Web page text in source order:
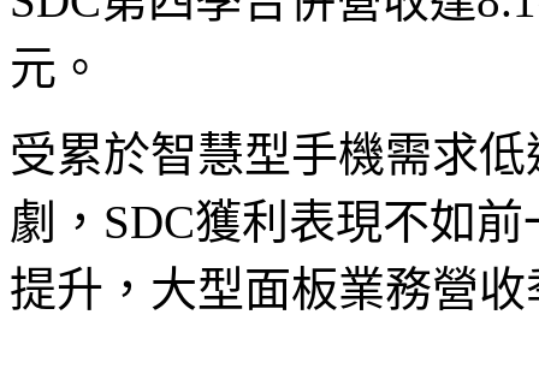
元。
受累於智慧型手機需求
劇，SDC獲利表現不如
提升，大型面板業務營